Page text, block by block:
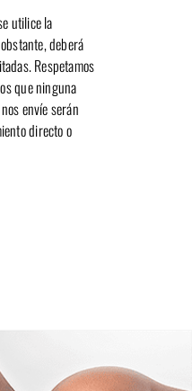
utilice la
deberá
Respetamos
que ninguna
envíe serán
directo o